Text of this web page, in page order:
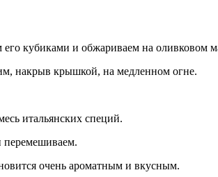
кубиками и обжариваем на оливковом
накрыв крышкой, на медленном огне.
итальянских специй.
перемешиваем.
очень ароматным и вкусным.